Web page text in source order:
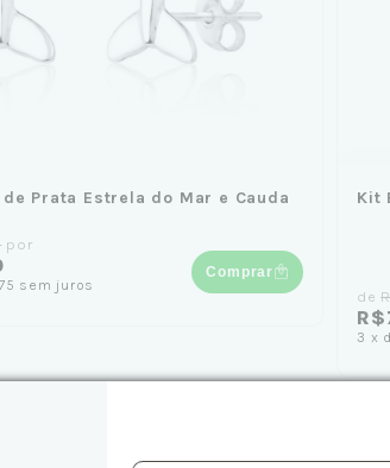
Prata Estrela do Mar e Cauda
por
sem juros
Comprar
Kit
de
3 x